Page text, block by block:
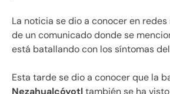
La noticia se dio a conocer en
de un comunicado donde se
está batallando con los síntomas del
Esta tarde se dio a conocer que la